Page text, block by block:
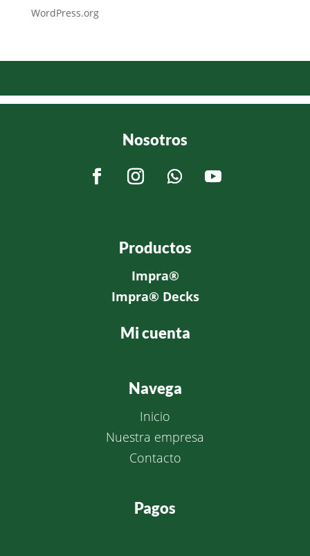
WordPress.org
Nosotros
Productos
Impra®
Impra® Decks
Mi cuenta
Navega
Inicio
Nuestra empresa
Contacto
Pagos